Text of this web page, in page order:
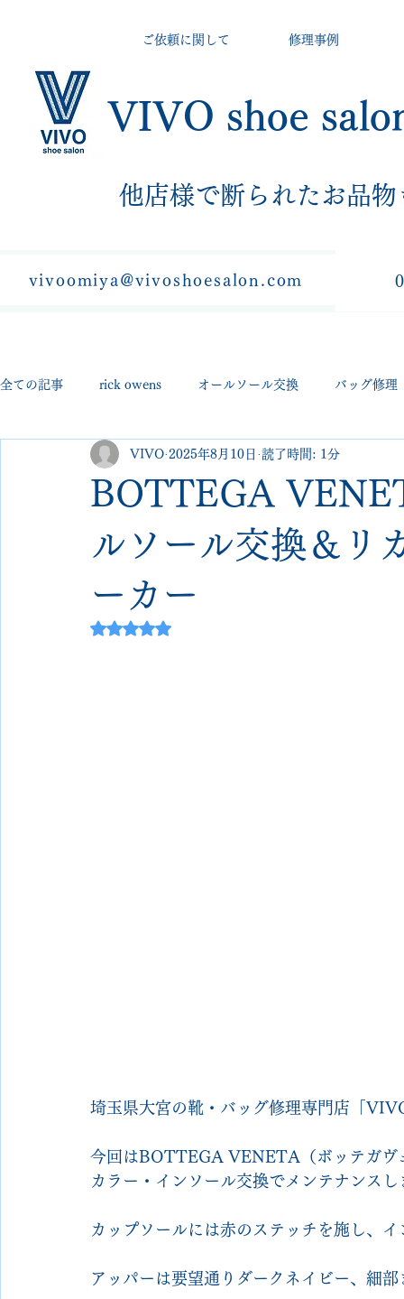
VIVO shoe
他店様で断られたお品物
ご依頼に関して 修理事例
vivoomiya@vivoshoesalon.com
全ての記事 rick owens オールソール交換 バッグ修理
george cleverley Christian louboutin allen edmonds
クリーニング•撥水コーテ
edward green
BOTTEGA
ルソール交換＆リ
ーカー
VIVO 2025年8月10日 読了時間: 1分
5つ星のうちNaNと評価されています。
埼玉県大宮の靴・バッグ修理専門店「
今回はBOTTEGA VENETA（ボッテガヴ
カラー・インソール交換でメンテナンスし
カップソールには赤のステッチを施し、
アッパーは要望通りダークネイビー、細